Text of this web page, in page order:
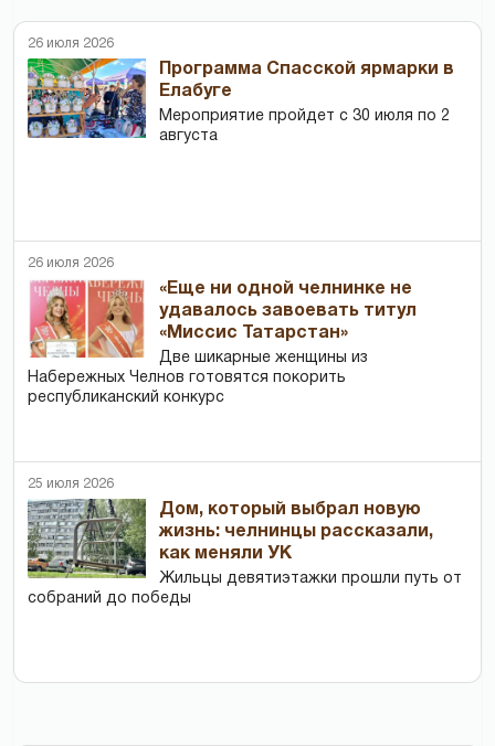
26 июля 2026
Программа Спасской ярмарки в
Елабуге
Мероприятие пройдет с 30 июля по 2
августа
26 июля 2026
«Еще ни одной челнинке не
удавалось завоевать титул
«Миссис Татарстан»
Две шикарные женщины из
Набережных Челнов готовятся покорить
республиканский конкурс
25 июля 2026
Дом, который выбрал новую
жизнь: челнинцы рассказали,
как меняли УК
Жильцы девятиэтажки прошли путь от
собраний до победы